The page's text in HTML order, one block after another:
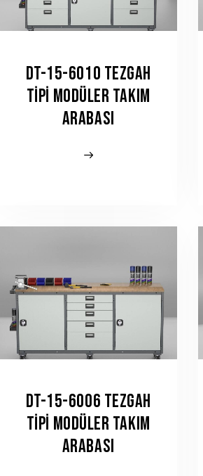
DT-15-6010 TEZGAH
TIPI MODÜLER TAKIM
ARABASI
DT-15-6006 TEZGAH
TIPI MODÜLER TAKIM
ARABASI